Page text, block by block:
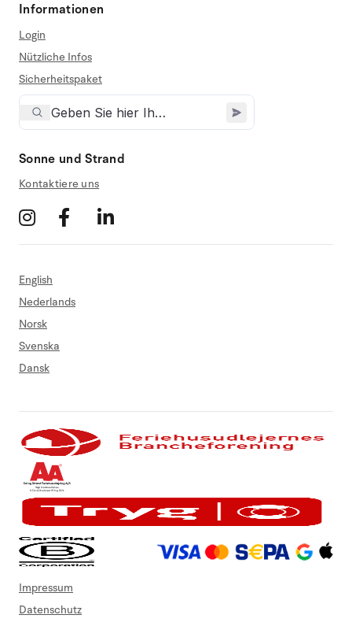
Informationen
Login
Nützliche Infos
Sicherheitspaket
Sonne und Strand
Kontaktiere uns
English
Nederlands
Norsk
Svenska
Dansk
Impressum
Datenschutz